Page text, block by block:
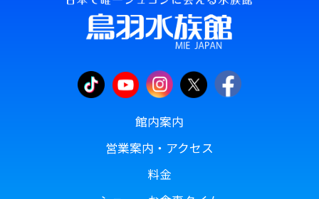
館内案内
営業案内・アクセス
料金